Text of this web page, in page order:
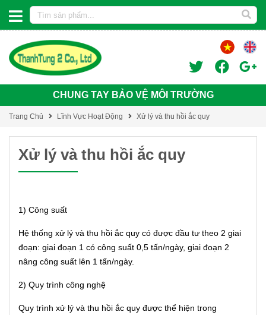
CHUNG TAY BẢO VỆ MÔI TRƯỜNG
Trang Chủ Lĩnh Vực Hoạt Động Xử lý và thu hồi ắc quy
Xử lý và thu hồi ắc quy
1) Công suất
Hệ thống xử lý và thu hồi ắc quy có được đầu tư theo 2 giai
đoạn: giai đoạn 1 có công suất 0,5 tấn/ngày, giai đoạn 2
nâng công suất lên 1 tấn/ngày.
2) Quy trình công nghệ
Quy trình xử lý và thu hồi ắc quy được thể hiện trong